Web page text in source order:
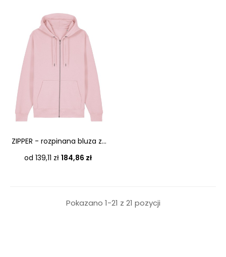
ZIPPER - rozpinana bluza z...
od 139,11 zł Cena
184,86 zł
Pokazano 1-21 z 21 pozycji